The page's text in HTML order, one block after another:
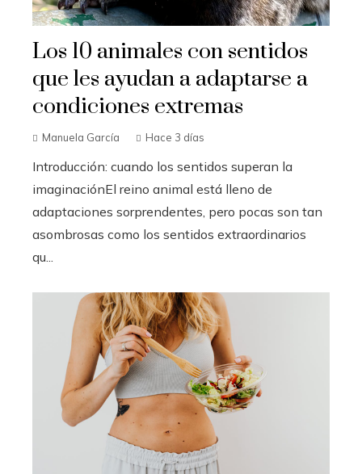
Los 10 animales con sentidos
que les ayudan a adaptarse a
condiciones extremas
Manuela García Hace 3 días
Introducción: cuando los sentidos superan la
imaginaciónEl reino animal está lleno de
adaptaciones sorprendentes, pero pocas son tan
asombrosas como los sentidos extraordinarios
qu...